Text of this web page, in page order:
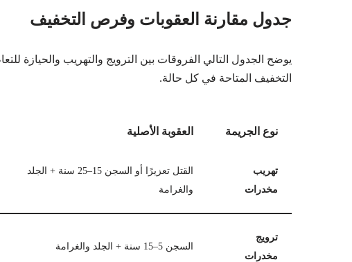
جدول مقارنة العقوبات وفرص التخفيف
يوضح الجدول التالي الفروقات بين الترويج والتهريب
التخفيف المتاحة في كل حالة.
نوع الجريمة العقوبة الأصلية
تهريب
مخدرات
القتل تعزيرًا أو السجن 15–25 سنة + الجلد
والغرامة
ترويج
مخدرات
السجن 5–15 سنة + الجلد والغرامة